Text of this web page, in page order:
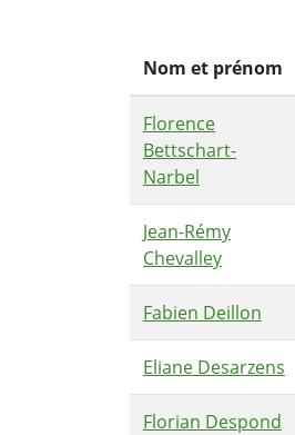
Nom et prénom
Florence
Bettschart-
Narbel
Jean-Rémy
Chevalley
Fabien Deillon
Eliane Desarzens
Florian Despond